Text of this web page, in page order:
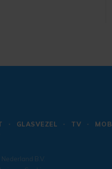
GLASVEZEL TV
Nederland B.V.